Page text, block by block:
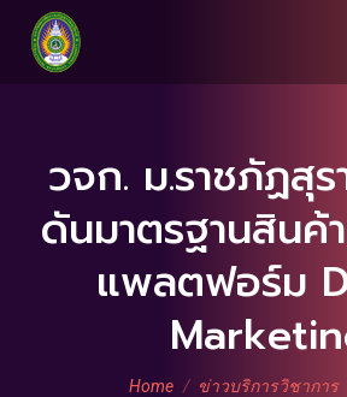
วจก. ม.ราชภัฏสุ
ดันมาตรฐานสินค้
แพลตฟอร์ม
You are here:
Home ข่าวบริการวิชาการ